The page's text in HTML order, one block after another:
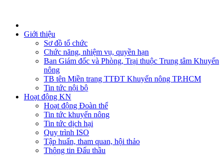
Giới thiệu
Sơ đồ tổ chức
Chức năng, nhiệm vụ, quyền hạn
Ban Giám đốc và Phòng, Trại thuộc Trung tâm Khuyến
nông
TB tên Miền trang TTĐT Khuyến nông TP.HCM
Tin tức nội bộ
Hoạt động KN
Hoạt động Đoàn thể
Tin tức khuyến nông
Tin tức dịch hại
Quy trình ISO
Tập huấn, tham quan, hội thảo
Thông tin Đấu thầu